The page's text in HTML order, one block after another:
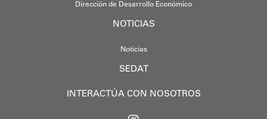
Dirección de Desarrollo Económico
NOTICIAS
Noticias
SEDAT
INTERACTÚA CON NOSOTROS